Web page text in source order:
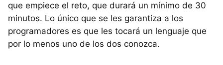
que empiece el reto, que durará un mínimo de 30
minutos. Lo único que se les garantiza a los
programadores es que les tocará un lenguaje que
por lo menos uno de los dos conozca.